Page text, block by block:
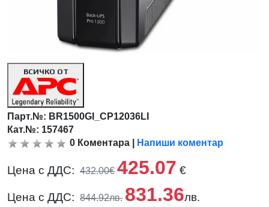
ВСИЧКО ОТ
Парт.№: BR1500GI_CP12036LI
Кат.№: 157467
0 Коментара Напиши коментар
Цена с ДДС: 432.00€ 425.07 €
Цена с ДДС: 844.92лв. 831.36лв.